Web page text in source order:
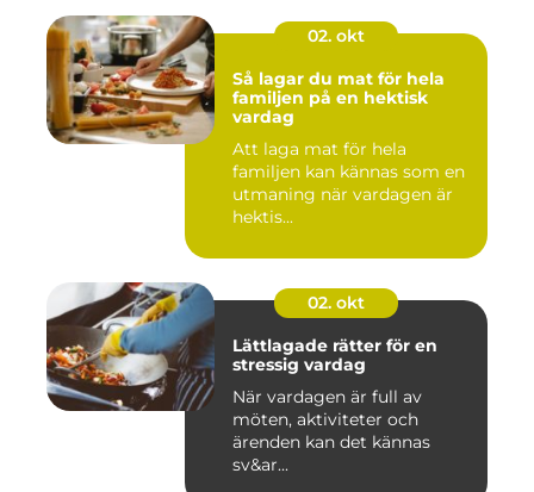
02. okt
Så lagar du mat för hela
familjen på en hektisk
vardag
Att laga mat för hela
familjen kan kännas som en
utmaning när vardagen är
hektis...
02. okt
Lättlagade rätter för en
stressig vardag
När vardagen är full av
möten, aktiviteter och
ärenden kan det kännas
sv&ar...